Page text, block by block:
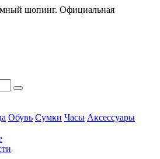
шопинг. Официальная
Обувь Сумки Часы Аксессуары